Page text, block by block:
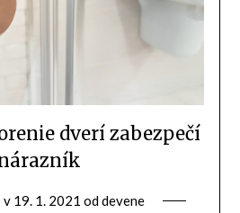
dverí zabezpečí
v 19. 1. 2021 oddevene